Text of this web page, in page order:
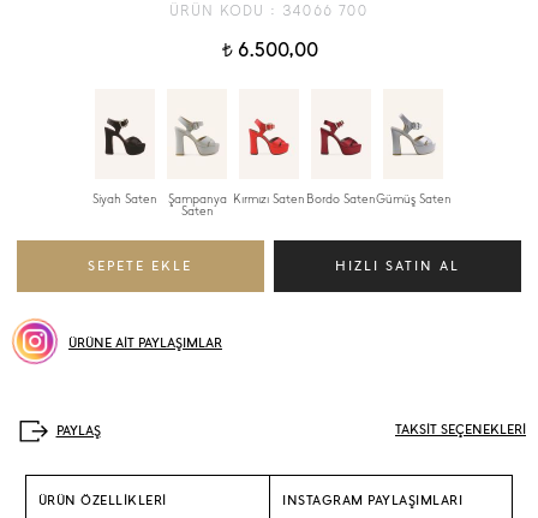
ÜRÜN KODU : 34066 700
t6.500,00
Siyah Saten Şampanya
Saten
Kırmızı Saten Bordo SatenGümüş Saten
ÜRÜNE AİT PAYLAŞIMLAR
TAKSİT SEÇENEKLERİ
ÜRÜN ÖZELLİKLERİ INSTAGRAM PAYLAŞIMLARI